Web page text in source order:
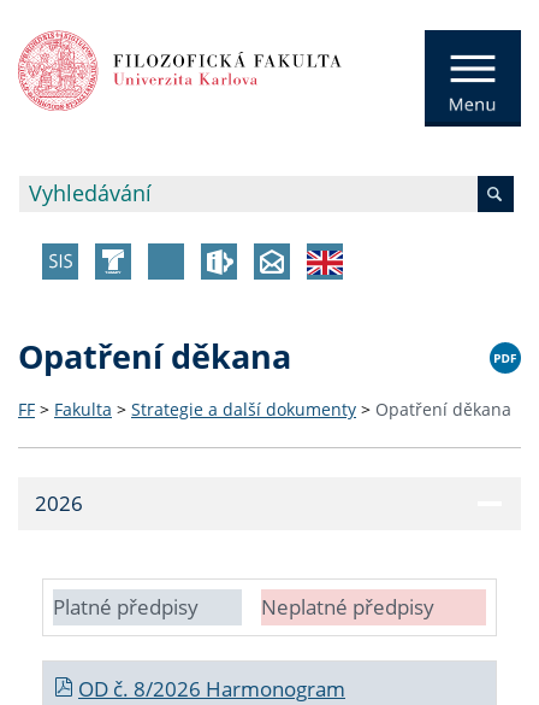
Opatření děkana
FF > Fakulta > Strategie a další dokumenty > Opatření děkana
2026
Platné předpisy Neplatné předpisy
OD č. 8/2026 Harmonogram